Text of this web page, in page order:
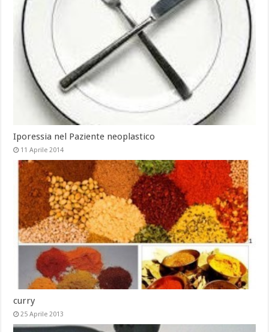
Iporessia nel Paziente neoplastico
11 Aprile 2014
curry
25 Aprile 2013